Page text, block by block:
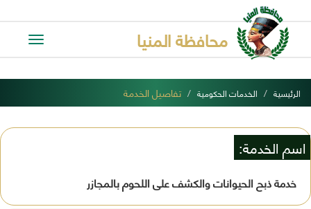
Toggle
محافظة المنيا
الرئيسية الخدمات الحكومية تفاصيل الخدمة
اسم الخدمة:
خدمة ذبح الحيوانات والكشف على اللحوم بالمجازر